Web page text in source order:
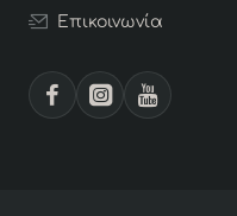
Επικοινωνία